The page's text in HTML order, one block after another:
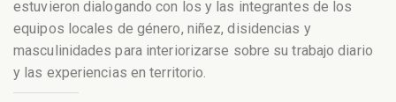
estuvieron dialogando con los y las integrantes de los
equipos locales de género, niñez, disidencias y
masculinidades para interiorizarse sobre su trabajo diario
y las experiencias en territorio.